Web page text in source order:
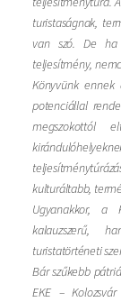
turistaságnak,
van szó. De ha
teljesítmény,
Könyvünk
potenciállal
megszokottól
kulturáltabb,
Ugyanakkor, a
kalauzszerű,
turistatörténeti
Bár szűkebb
EKE –